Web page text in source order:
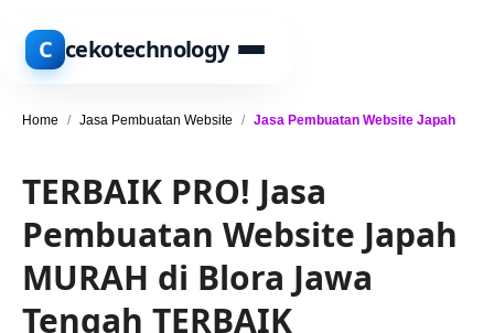
C cekotechnology
Home / Jasa Pembuatan Website / Jasa Pembuatan Website Japah
TERBAIK PRO! Jasa
Pembuatan Website Japah
MURAH di Blora Jawa
Tengah TERBAIK